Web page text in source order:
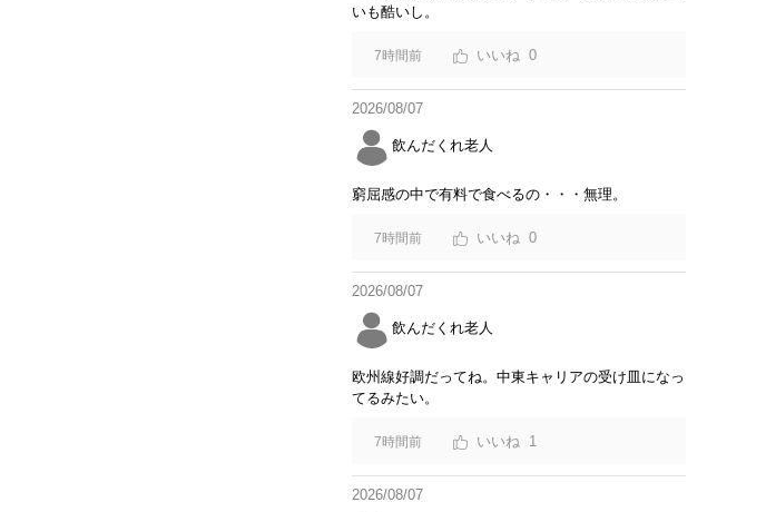
いも酷いし。
7時間前 0
2026/08/07
飲んだくれ老人
窮屈感の中で有料で食べるの・・・無理。
7時間前 0
2026/08/07
飲んだくれ老人
欧州線好調だってね。中東キャリアの受け皿になっ
てるみたい。
7時間前 1
2026/08/07